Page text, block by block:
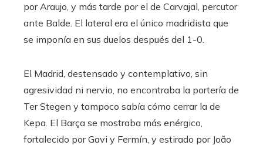
por Araujo, y más tarde por el de Carvajal, percutor
ante Balde. El lateral era el único madridista que
se imponía en sus duelos después del 1-0.
El Madrid, destensado y contemplativo, sin
agresividad ni nervio, no encontraba la portería de
Ter Stegen y tampoco sabía cómo cerrar la de
Kepa. El Barça se mostraba más enérgico,
fortalecido por Gavi y Fermín, y estirado por João